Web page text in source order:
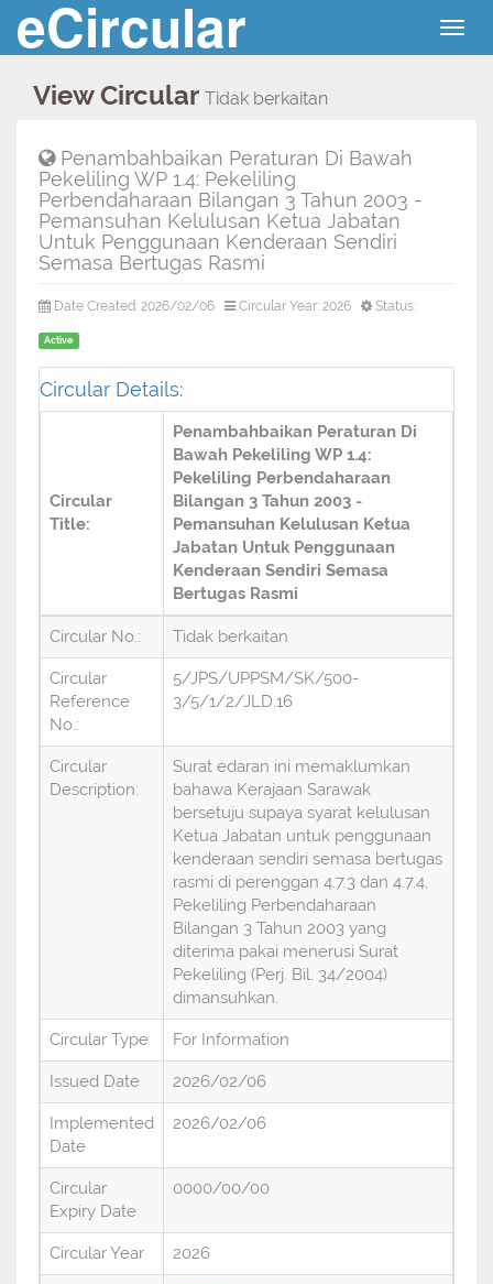
eCircular
View Circular Tidak berkaitan
Penambahbaikan Peraturan Di Bawah
Pekeliling WP 1.4: Pekeliling
Perbendaharaan Bilangan 3 Tahun 2003 -
Pemansuhan Kelulusan Ketua Jabatan
Untuk Penggunaan Kenderaan Sendiri
Semasa Bertugas Rasmi
Date Created: 2026/02/06 Circular Year: 2026 Status:
Active
Circular Details:
Circular
Title:
Penambahbaikan Peraturan Di
Bawah Pekeliling WP 1.4:
Pekeliling Perbendaharaan
Bilangan 3 Tahun 2003 -
Pemansuhan Kelulusan Ketua
Jabatan Untuk Penggunaan
Kenderaan Sendiri Semasa
Bertugas Rasmi
Circular No.: Tidak berkaitan
Circular
Reference
No.:
5/JPS/UPPSM/SK/500-
3/5/1/2/JLD.16
Circular
Description:
Surat edaran ini memaklumkan
bahawa Kerajaan Sarawak
bersetuju supaya syarat kelulusan
Ketua Jabatan untuk penggunaan
kenderaan sendiri semasa bertugas
rasmi di perenggan 4.7.3 dan 4.7.4,
Pekeliling Perbendaharaan
Bilangan 3 Tahun 2003 yang
diterima pakai menerusi Surat
Pekeliling (Perj. Bil. 34/2004)
dimansuhkan.
Circular Type For Information
Issued Date 2026/02/06
Implemented
Date
2026/02/06
Circular
Expiry Date
0000/00/00
Circular Year 2026